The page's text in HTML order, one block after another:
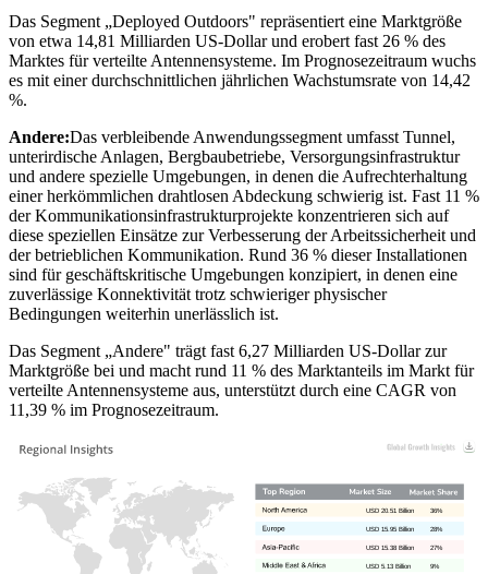
Das Segment „Deployed Outdoors" repräsentiert eine Marktgröße
von etwa 14,81 Milliarden US-Dollar und erobert fast 26 % des
Marktes für verteilte Antennensysteme. Im Prognosezeitraum wuchs
es mit einer durchschnittlichen jährlichen Wachstumsrate von 14,42
%.
Andere:Das verbleibende Anwendungssegment umfasst Tunnel,
unterirdische Anlagen, Bergbaubetriebe, Versorgungsinfrastruktur
und andere spezielle Umgebungen, in denen die Aufrechterhaltung
einer herkömmlichen drahtlosen Abdeckung schwierig ist. Fast 11 %
der Kommunikationsinfrastrukturprojekte konzentrieren sich auf
diese speziellen Einsätze zur Verbesserung der Arbeitssicherheit und
der betrieblichen Kommunikation. Rund 36 % dieser Installationen
sind für geschäftskritische Umgebungen konzipiert, in denen eine
zuverlässige Konnektivität trotz schwieriger physischer
Bedingungen weiterhin unerlässlich ist.
Das Segment „Andere" trägt fast 6,27 Milliarden US-Dollar zur
Marktgröße bei und macht rund 11 % des Marktanteils im Markt für
verteilte Antennensysteme aus, unterstützt durch eine CAGR von
11,39 % im Prognosezeitraum.
9%
USD 5.13 Billion
27%
USD 15.38 Billion
28%
USD 15.95 Billion
36%
USD 20.51 Billion